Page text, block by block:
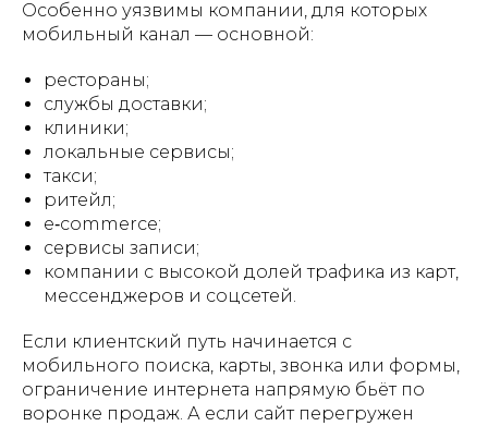
Особенно уязвимы компании, для которых
мобильный канал — основной:
рестораны;
службы доставки;
клиники;
локальные сервисы;
такси;
ритейл;
e‑commerce;
сервисы записи;
компании с высокой долей трафика из карт,
мессенджеров и соцсетей.
Если клиентский путь начинается с
мобильного поиска, карты, звонка или формы,
ограничение интернета напрямую бьёт по
воронке продаж. А если сайт перегружен